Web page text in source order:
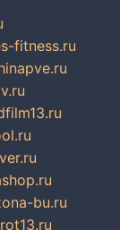
fitness.ru
bu.ru